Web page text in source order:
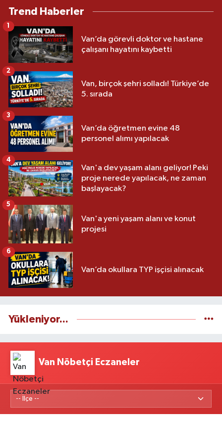
Trend Haberler
Van’da görevli doktor ve hastane
çalışanı hayatını kaybetti
Van, birçok şehri solladı! Türkiye’de
5. sırada
2
Van’da öğretmen evine 48
personel alımı yapılacak
3
Van'a dev yaşam alanı geliyor! Peki
proje nerede yapılacak, ne zaman
başlayacak?
4
Van'a yeni yaşam alanı ve konut
projesi
5
Van’da okullara TYP işçisi alınacak
6
Yükleniyor...
Van Nöbetçi Eczaneler